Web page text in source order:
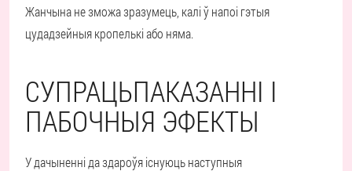
Жанчына не зможа зразумець, калі ў напоі гэтыя
цудадзейныя кропелькі або няма.
СУПРАЦЬПАКАЗАННІ І
ПАБОЧНЫЯ ЭФЕКТЫ
У дачыненні да здароўя існуюць наступныя